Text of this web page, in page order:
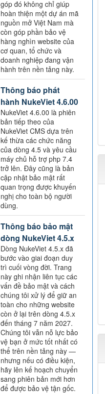
góp đó không chỉ giúp
hoàn thiện một dự án mã
nguồn mở Việt Nam mà
còn góp phần bảo vệ
hàng nghìn website của
cơ quan, tổ chức và
doanh nghiệp đang vận
hành trên nền tảng này.
Thông báo phát
hành NukeViet 4.6.00
NukeViet 4.6.00 là phiên
bản tiếp theo của
NukeViet CMS dựa trên
kế thừa các chức năng
của dòng 4.5 và yêu cầu
máy chủ hỗ trợ php 7.4
trở lên. Đây cũng là bản
cập nhật bảo mật rất
quan trọng được khuyến
nghị cho toàn bộ người
dùng.
Thông báo bảo mật
dòng NukeViet 4.5.x
Dòng NukeViet 4.5.x đã
bước vào giai đoạn duy
trì cuối vòng đời. Trang
này ghi nhận liên tục các
vấn đề bảo mật và cách
chúng tôi xử lý để giữ an
toàn cho những website
còn ở lại trên dòng 4.5.x
đến tháng 7 năm 2027.
Chúng tôi vẫn nỗ lực bảo
vệ bạn ở mức tốt nhất có
thể trên nền tảng này —
nhưng nếu có điều kiện,
hãy lên kế hoạch chuyển
sang phiên bản mới hơn
để được bảo vệ tận gốc.